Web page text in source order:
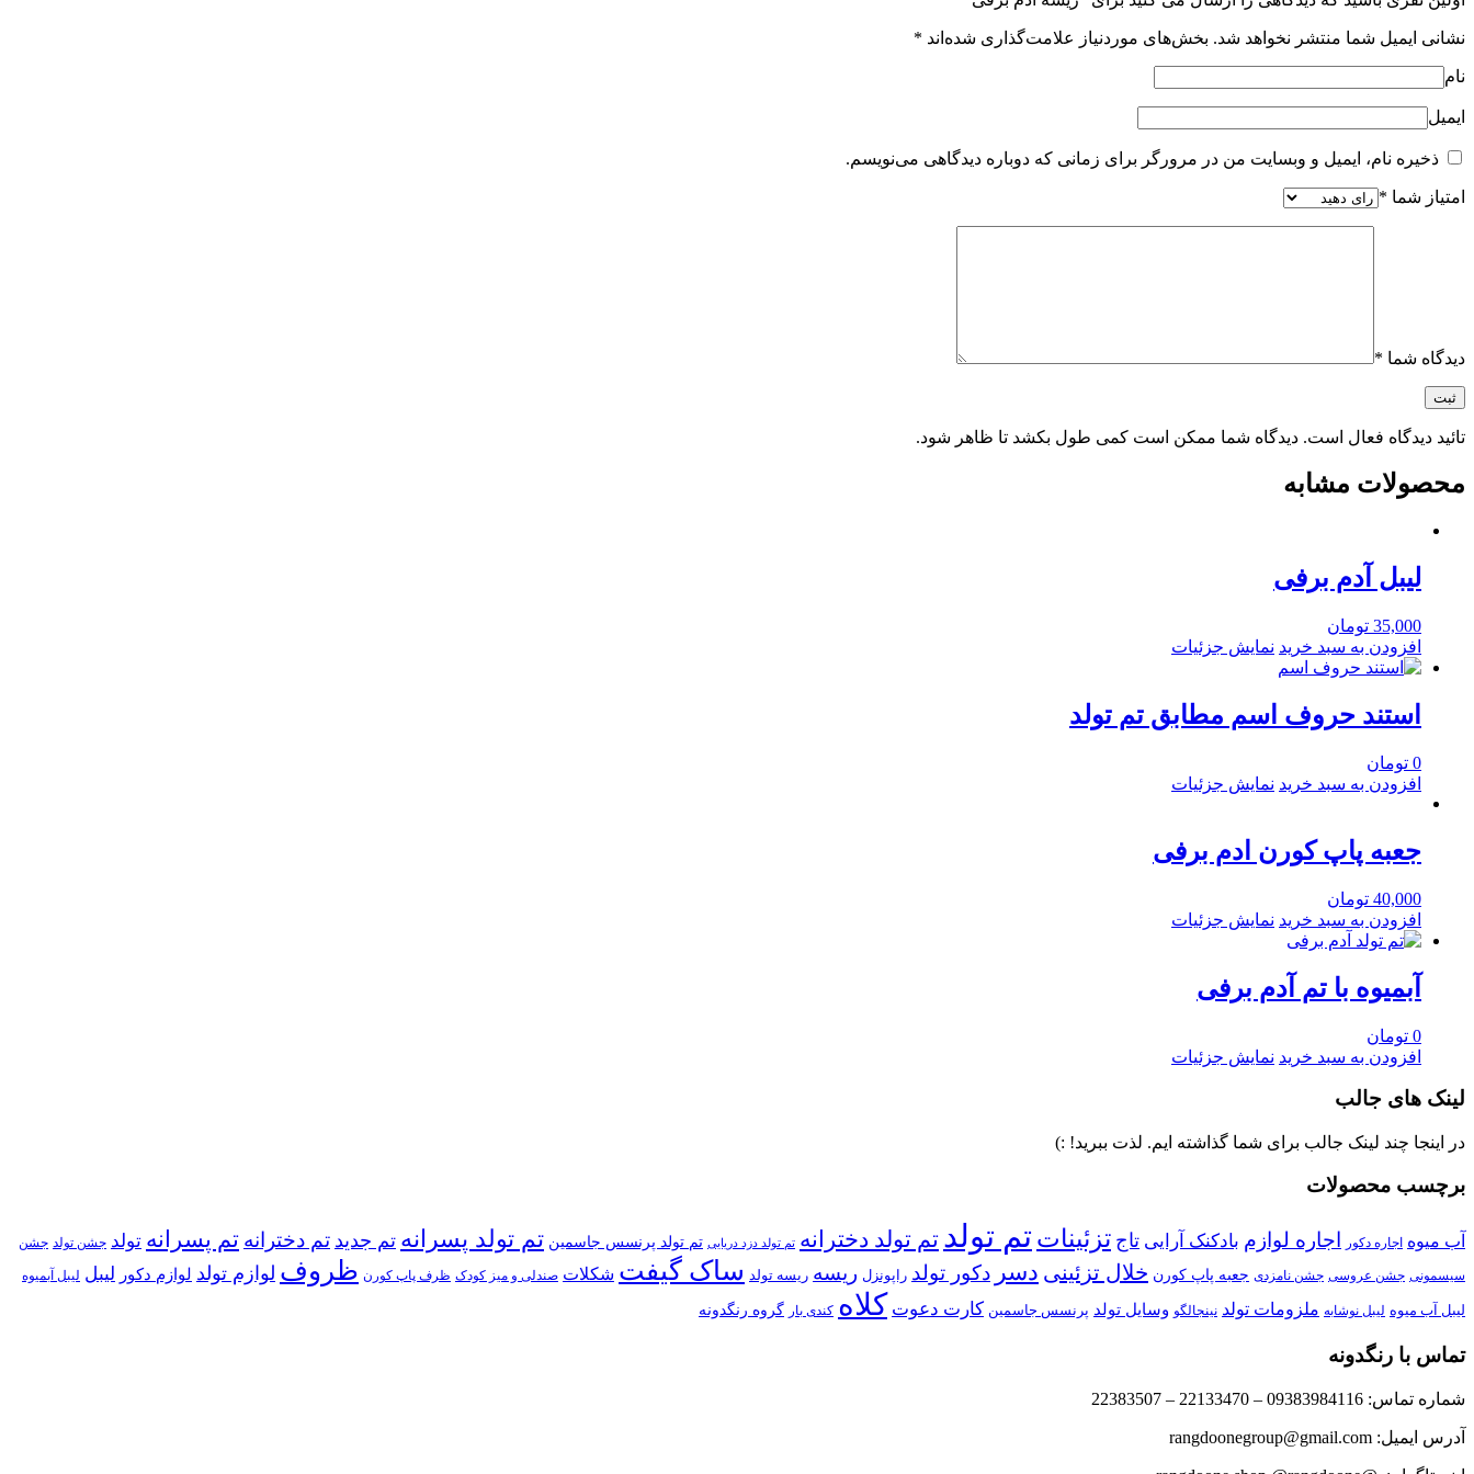
نشانی ایمیل شما منتشر نخواهد شد. بخش‌های موردنیاز علامت‌گذاری شده‌اند *
نام
ایمیل
ذخیره نام، ایمیل و وبسایت من در مرورگر برای زمانی که دوباره دیدگاهی می‌نویسم.
امتیاز شما *
دیدگاه شما *
تائید دیدگاه فعال است. دیدگاه شما ممکن است کمی طول بکشد تا ظاهر شود.
محصولات مشابه
لیبل آدم برفی
35,000 تومان
افزودن به سبد خرید نمایش جزئیات
استند حروف اسم مطابق تم تولد
0 تومان
افزودن به سبد خرید نمایش جزئیات
جعبه پاپ کورن ادم برفی
40,000 تومان
افزودن به سبد خرید نمایش جزئیات
آبمیوه با تم آدم برفی
0 تومان
افزودن به سبد خرید نمایش جزئیات
لینک های جالب
در اینجا چند لینک جالب برای شما گذاشته ایم. لذت ببرید! :)
برچسب محصولات
آب میوه اجاره دکور اجاره لوازم بادکنک آرایی تاج تزئینات تم تولد تم تولد دخترانه تم تولد دزد دریایی تم تولد پرنسس جاسمین تم تولد پسرانه تم جدید تم دخترانه تم پسرانه تولد جشن تولد جشن
سیسمونی جشن عروسی جشن نامزدی جعبه پاپ کورن خلال تزئینی دسر دکور تولد راپونزل ریسه ریسه تولد ساک گیفت شکلات صندلی و میز کودک ظرف پاپ کورن ظروف لوازم تولد لوازم دکور لیبل لیبل آبمیوه
لیبل آب میوه لیبل نوشابه ملزومات تولد نینجالگو وسایل تولد پرنسس جاسمین کارت دعوت کلاه کندی بار گروه رنگدونه
تماس با رنگدونه
شماره تماس: 09383984116 – 22133470 – 22383507
آدرس ایمیل: rangdoonegroup@gmail.com